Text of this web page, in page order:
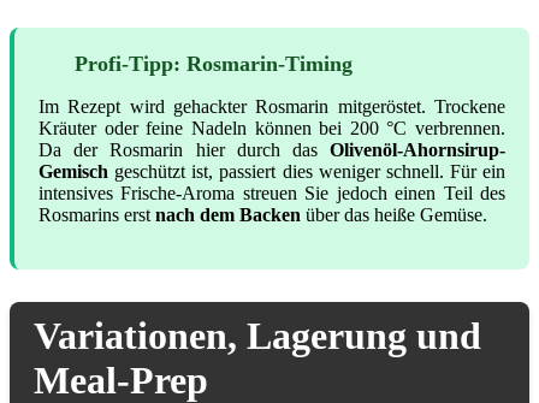
Profi-Tipp: Rosmarin-Timing
Im Rezept wird gehackter Rosmarin mitgeröstet. Trockene
Kräuter oder feine Nadeln können bei 200 °C verbrennen.
Da der Rosmarin hier durch das Olivenöl-Ahornsirup-
Gemisch geschützt ist, passiert dies weniger schnell. Für ein
intensives Frische-Aroma streuen Sie jedoch einen Teil des
Rosmarins erst nach dem Backen über das heiße Gemüse.
Variationen, Lagerung und
Meal-Prep